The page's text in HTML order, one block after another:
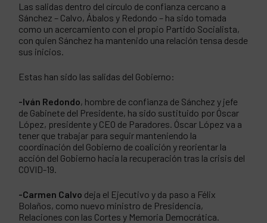
Las salidas dentro del círculo de confianza cercano a
Sánchez – Calvo, Ábalos y Redondo – ha sido tomada
como un acercamiento con el propio Partido Socialista,
con quien Sánchez ha mantenido una relación tensa desde
sus inicios.
Estas han sido las salidas del Gobierno:
-Iván Redondo, hombre de confianza de Sánchez y jefe
de Gabinete del Presidente, ha sido sustituido por Óscar
López, presidente y CEO de Paradores. Óscar López va a
tener que trabajar para seguir manteniendo la
coordinación del Gobierno de coalición y reorientar la
acción del Gobierno hacia la recuperación tras la crisis del
COVID-19.
-Carmen Calvo deja el Ejecutivo y da paso a Félix
Bolaños, como nuevo ministro de Presidencia,
Relaciones con las Cortes y Memoria Democrática.